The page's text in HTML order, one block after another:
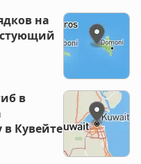
на
в
в Кувейте